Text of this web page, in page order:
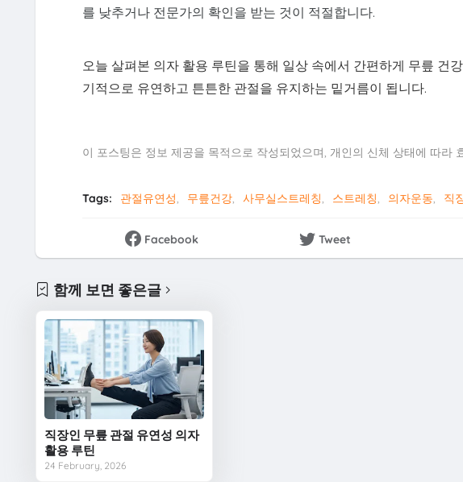
를 낮추거나 전문가의 확인을 받는 것이 적절합니다.
오늘 살펴본 의자 활용 루틴을 통해 일상 속에서 간편하게 무릎 건
기적으로 유연하고 튼튼한 관절을 유지하는 밑거름이 됩니다.
이 포스팅은 정보 제공을 목적으로 작성되었으며, 개인의 신체 상태에 따라
Tags: 관절유연성 무릎건강 사무실스트레칭 스트레칭 의자운동 직
Facebook Tweet
함께 보면 좋은글
직장인 무릎 관절 유연성 의자
활용 루틴
24 February, 2026